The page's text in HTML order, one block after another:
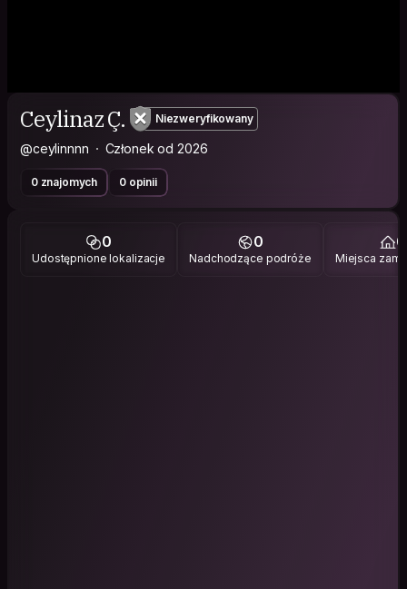
Ceylinaz Ç. Niezweryfikowany
@ceylinnnn Członek od 2026
0 znajomych 0 opinii
0
Udostępnione lokalizacje
0
Nadchodzące podróże
0
Miejsca